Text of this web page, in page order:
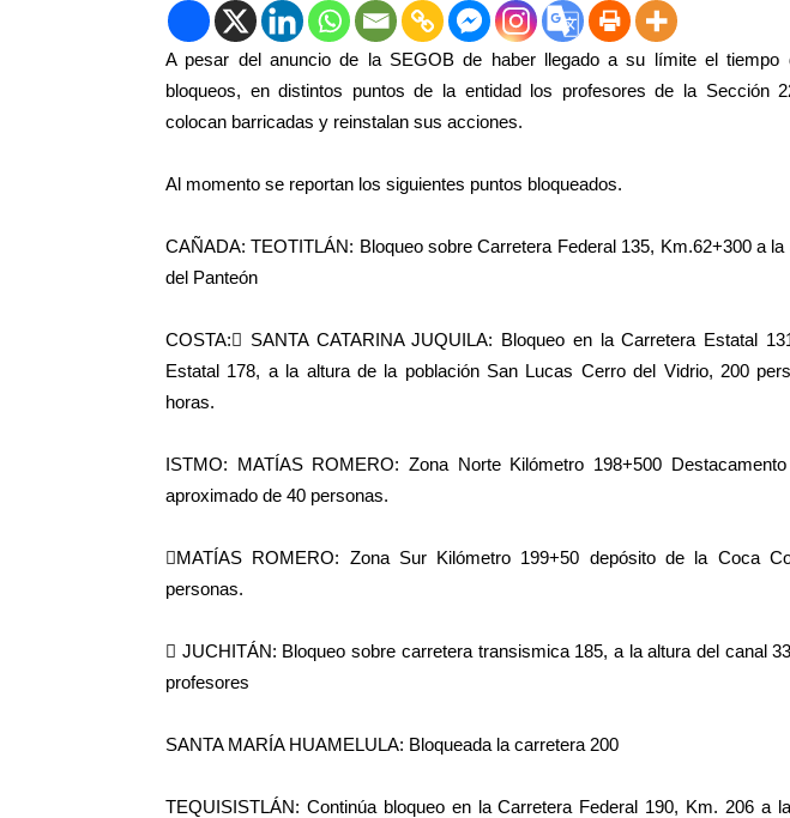
A pesar del anuncio de la SEGOB de haber llegado a su límite el tiempo
bloqueos, en distintos puntos de la entidad los profesores de la Sección
colocan barricadas y reinstalan sus acciones.
Al momento se reportan los siguientes puntos bloqueados.
CAÑADA: TEOTITLÁN: Bloqueo sobre Carretera Federal 135, Km.62+300 a
del Panteón
COSTA: SANTA CATARINA JUQUILA: Bloqueo en la Carretera Estatal
Estatal 178, a la altura de la población San Lucas Cerro del Vidrio, 200
horas.
ISTMO: MATÍAS ROMERO: Zona Norte Kilómetro 198+500
aproximado de 40 personas.
MATÍAS ROMERO: Zona Sur Kilómetro 199+50 depósito de la Coca
personas.
 JUCHITÁN: Bloqueo sobre carretera transismica 185, a la altura del canal
profesores
SANTA MARÍA HUAMELULA: Bloqueada la carretera 200
TEQUISISTLÁN: Continúa bloqueo en la Carretera Federal 190, Km. 206 a